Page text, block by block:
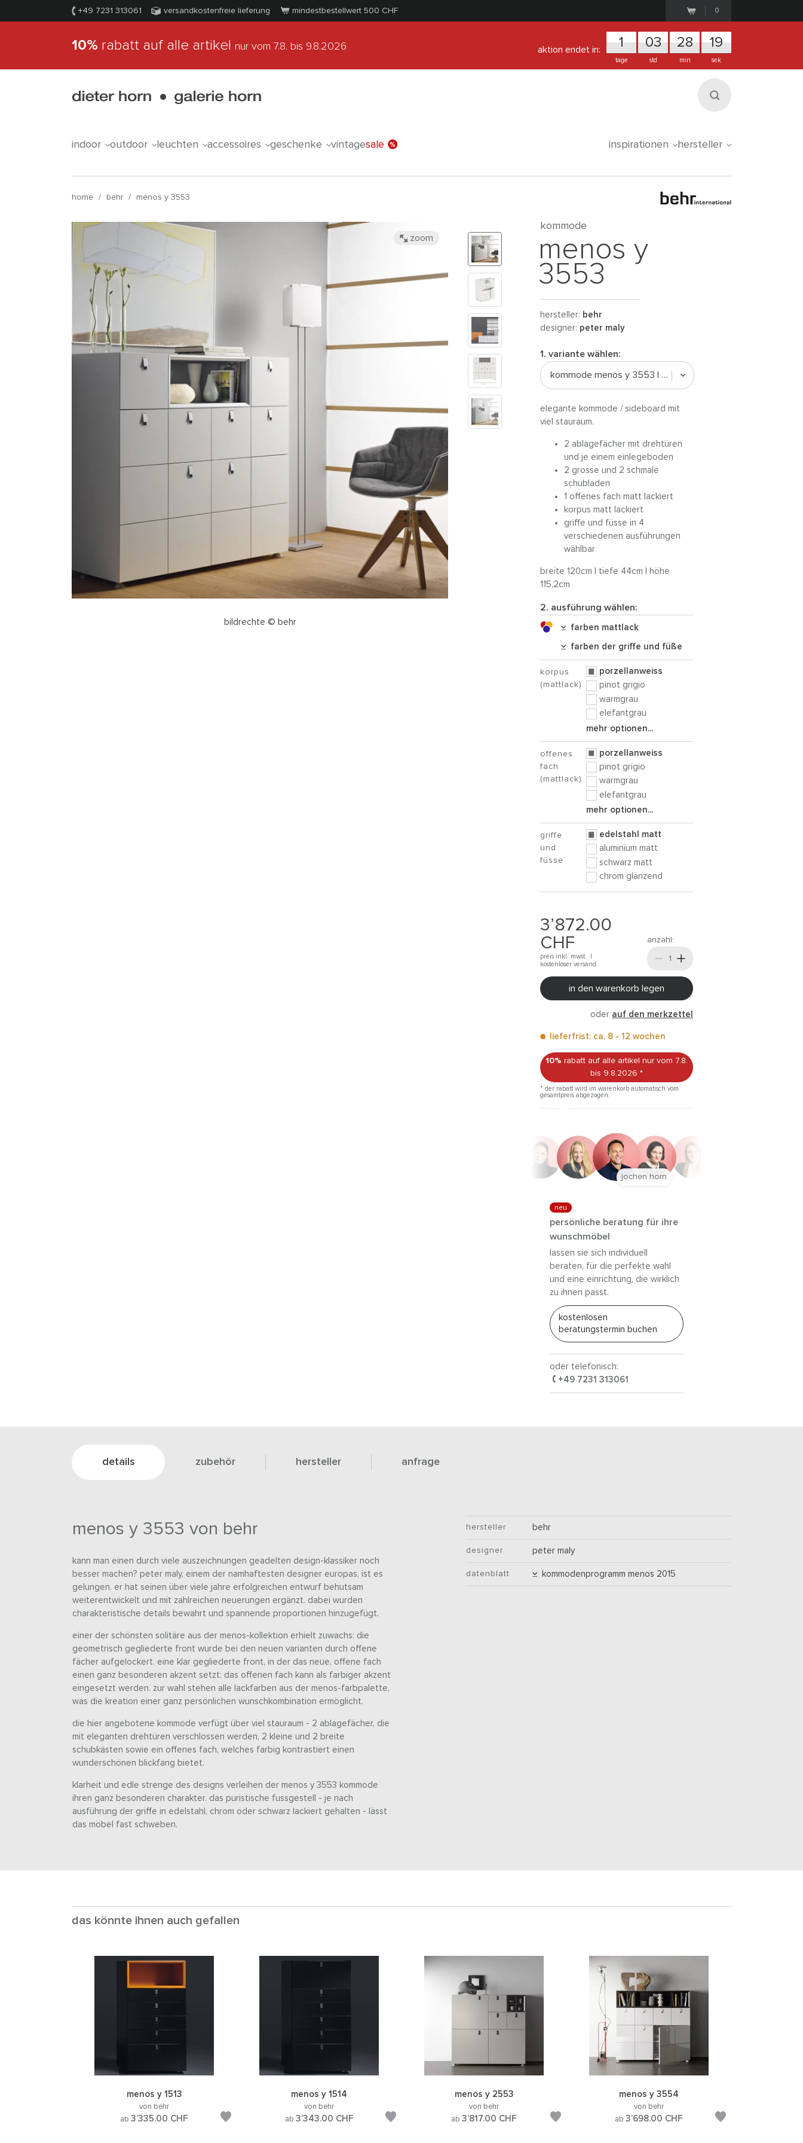
+49 7231 313061 versandkostenfreie lieferung mindestbestellwert 500 CHF 0
10% rabatt auf alle artikel nur vom 7.8. bis 9.8.2026 aktion endet in: 1
tage
03
std
28
min
18
sek
indoor outdoor leuchten accessoires geschenke vintagesale inspirationen hersteller
home / behr / menos y 3553
bildrechte © behr
zoom
kommode
menos y
3553
hersteller: behr
designer: peter maly
1. variante wählen:
kommode menos y 3553 | mattlack (komplett)
elegante kommode / sideboard mit
viel stauraum.
2 ablagefächer mit drehtüren
und je einem einlegeboden
2 grosse und 2 schmale
schubladen
1 offenes fach matt lackiert
korpus matt lackiert
griffe und füsse in 4
verschiedenen ausführungen
wählbar
breite 120cm | tiefe 44cm | höhe
115,2cm
2. ausführung wählen:
farben mattlack
farben der griffe und füße
korpus
(mattlack)
porzellanweiss
pinot grigio
warmgrau
elefantgrau
mehr optionen...
offenes
fach
(mattlack)
porzellanweiss
pinot grigio
warmgrau
elefantgrau
mehr optionen...
griffe
und
füsse
edelstahl matt
aluminium matt
schwarz matt
chrom glänzend
3’872.00
CHF
preis inkl. mwst. |
kostenloser versand
anzahl:
in den warenkorb legen
oder auf den merkzettel
lieferfrist: ca. 8 - 12 wochen
10% rabatt auf alle artikel nur vom 7.8.
bis 9.8.2026 *
* der rabatt wird im warenkorb automatisch vom
gesamtpreis abgezogen.
neu
persönliche beratung für ihre
wunschmöbel
lassen sie sich individuell
beraten, für die perfekte wahl
und eine einrichtung, die wirklich
zu ihnen passt.
kostenlosen
beratungstermin buchen
oder telefonisch:
+49 7231 313061
jochen horn
details zubehör hersteller anfrage
menos y 3553 von behr
kann man einen durch viele auszeichnungen geadelten design-klassiker noch
besser machen? peter maly, einem der namhaftesten designer europas, ist es
gelungen. er hat seinen über viele jahre erfolgreichen entwurf behutsam
weiterentwickelt und mit zahlreichen neuerungen ergänzt. dabei wurden
charakteristische details bewahrt und spannende proportionen hinzugefügt.
einer der schönsten solitäre aus der menos-kollektion erhielt zuwachs: die
geometrisch gegliederte front wurde bei den neuen varianten durch offene
fächer aufgelockert. eine klar gegliederte front, in der das neue, offene fach
einen ganz besonderen akzent setzt: das offenen fach kann als farbiger akzent
eingesetzt werden. zur wahl stehen alle lackfarben aus der menos-farbpalette,
was die kreation einer ganz persönlichen wunschkombination ermöglicht.
die hier angebotene kommode verfügt über viel stauraum - 2 ablagefächer, die
mit eleganten drehtüren verschlossen werden, 2 kleine und 2 breite
schubkästen sowie ein offenes fach, welches farbig kontrastiert einen
wunderschönen blickfang bietet.
klarheit und edle strenge des designs verleihen der menos y 3553 kommode
ihren ganz besonderen charakter. das puristische fussgestell - je nach
ausführung der griffe in edelstahl, chrom oder schwarz lackiert gehalten - lässt
das möbel fast schweben.
hersteller behr
designer peter maly
datenblatt kommodenprogramm menos 2015
das könnte ihnen auch gefallen
menos y 1513
von behr
ab 3’335.00 CHF
menos y 1514
von behr
ab 3’343.00 CHF
menos y 2553
von behr
ab 3’817.00 CHF
menos y 3554
von behr
ab 3’698.00 CHF